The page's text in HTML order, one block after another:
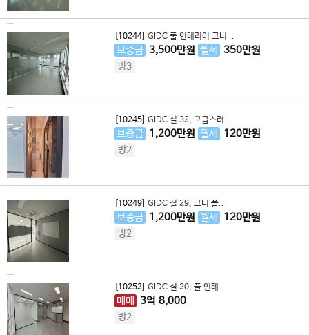
[10244] GIDC 풀 인테리어 코너 ..
보증금 3,500만원 월세 350만원
방3
[10245] GIDC 실 32, 고급스러..
보증금 1,200만원 월세 120만원
방2
[10249] GIDC 실 29, 코너 풀..
보증금 1,200만원 월세 120만원
방2
[10252] GIDC 실 20, 풀 인테..
매매 3억 8,000
방2